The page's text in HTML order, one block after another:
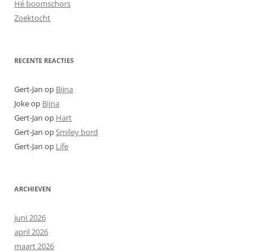
Hé boomschors
Zoektocht
RECENTE REACTIES
Gert-Jan op Bijna
Jokeop Bijna
Gert-Jan op Hart
Gert-Jan opSmiley bord
Gert-Jan op Life
ARCHIEVEN
juni 2026
april 2026
maart 2026